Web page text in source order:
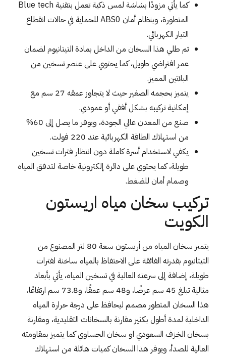
كما يأتي مزودًا بشاشة لمس ذكية تعمل بتقنية Blue tech
المتطورة، وبنظام أمان ABS0 للحماية في حالات انقطاع
التيار الكهربائي.
تم طلي هذا السخان من الداخل بمادة التيتانيوم لضمان
عمر افتراضي طويل، كما يحتوي على عنصر تسخين من
البلاتين المميز.
يتميز بحجمه الصغير حيث لا يتجاوز عمقه 27 سم مع
إمكانية تركيبه بشكل أفقي أو عمودي.
صنع من المعدن عالي الجودة، ويوفر ما يصل إلى 60%
من استهلاك الطاقة الكهربائية عند 220 فولت.
يكفي لاستخدام أسرة كاملة دون انتظار فترات تسخين
طويلة، كما يحتوي على دائرة إلكترونية خاصة لتدفق المياه
وصمام أمان للضغط.
تركيب سخان مياه اريستون
الكويت
يتميز سخان المياه من أريستون سعة 80 لتر المصنوع من
التيتانيوم بقدرته الفائقة على الاحتفاظ بالمياه ساخنة لفترات
طويلة، إضافة إلى سرعته العالية في تسخين المياه، يأتي بأبعاد
مثالية تبلغ 45 سم عرضًا، و48 سم عمقًا، و73.8 سم ارتفاعًا،
هذا السخان المتطور مصمم ليحافظ على درجة حرارة المياه
الداخلية لمدة أطول بكثير مقارنة بالسخانات التقليدية، ومقارنة
بسخان الخزف السعودي او سخان الحساوي كما يتميز بمقاومته
العالية للصدأ، ويوفر هذا السخان كميات هائلة من استهلاك